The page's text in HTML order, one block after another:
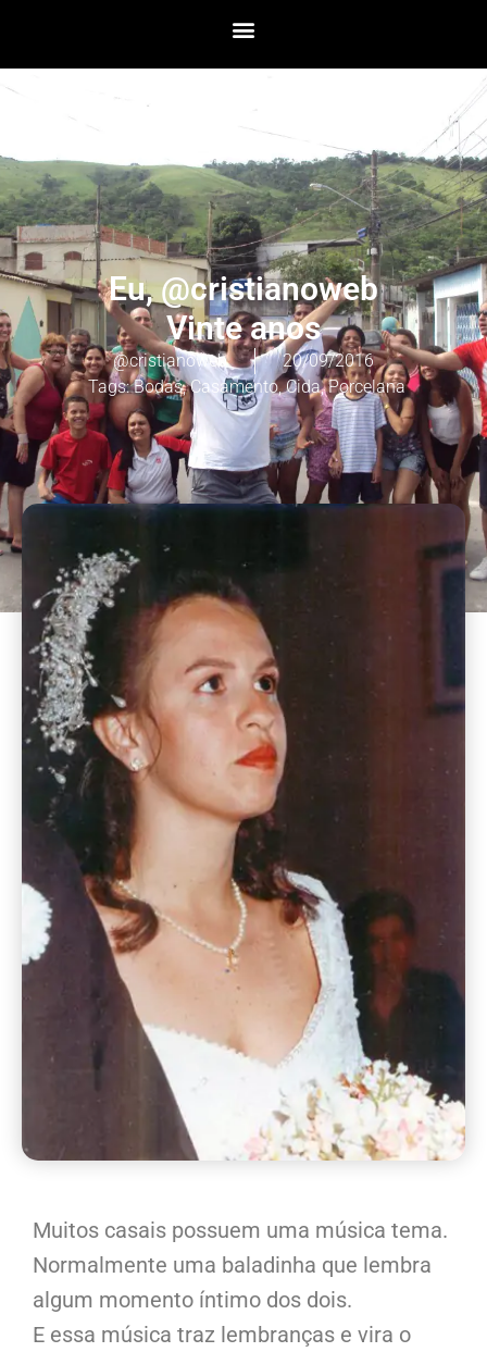
Eu, @cristianoweb
Vinte anos
@cristianoweb
20/09/2016
Tags:Bodas,Casamento,Cida,Porcelana
Muitos casais possuem uma música tema.
Normalmente uma baladinha que lembra
algum momento íntimo dos dois.
E essa música traz lembranças e vira o